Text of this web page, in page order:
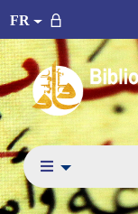
FR